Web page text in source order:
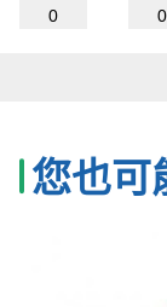
0 0
您也可